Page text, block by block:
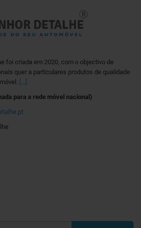
foi criada em 2020, com o objectivo de
quer a particulares produtos de qualidade
[...]
para a rede móvel nacional)